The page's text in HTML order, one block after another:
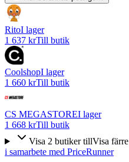
RitoI lager
1 637 krTill butik
CoolshopI lager
1 660 krTill butik
CS MEGASTOREI lager
1 668 krTill butik
Visa 2 butiker tillVisa färre
i samarbete med PriceRunner